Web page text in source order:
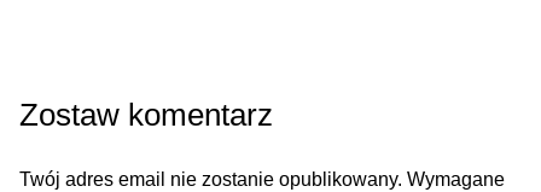
Zostaw komentarz
Twój adres email nie zostanie opublikowany. Wymagane